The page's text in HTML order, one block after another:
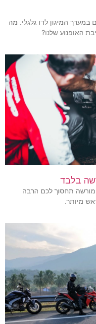
במערך המיגון לדו גלגלי. מה
האופנוע שלנו?
בלבד
תחסוך לכם הרבה
מיותר.